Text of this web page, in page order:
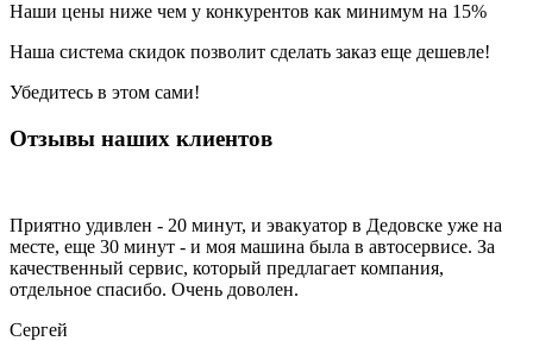
Наши цены ниже чем у конкурентов как минимум на 15%
Наша система скидок позволит сделать заказ еще дешевле!
Убедитесь в этом сами!
Отзывы наших клиентов
Приятно удивлен - 20 минут, и эвакуатор в Дедовске уже на
месте, еще 30 минут - и моя машина была в автосервисе. За
качественный сервис, который предлагает компания,
отдельное спасибо. Очень доволен.
Сергей